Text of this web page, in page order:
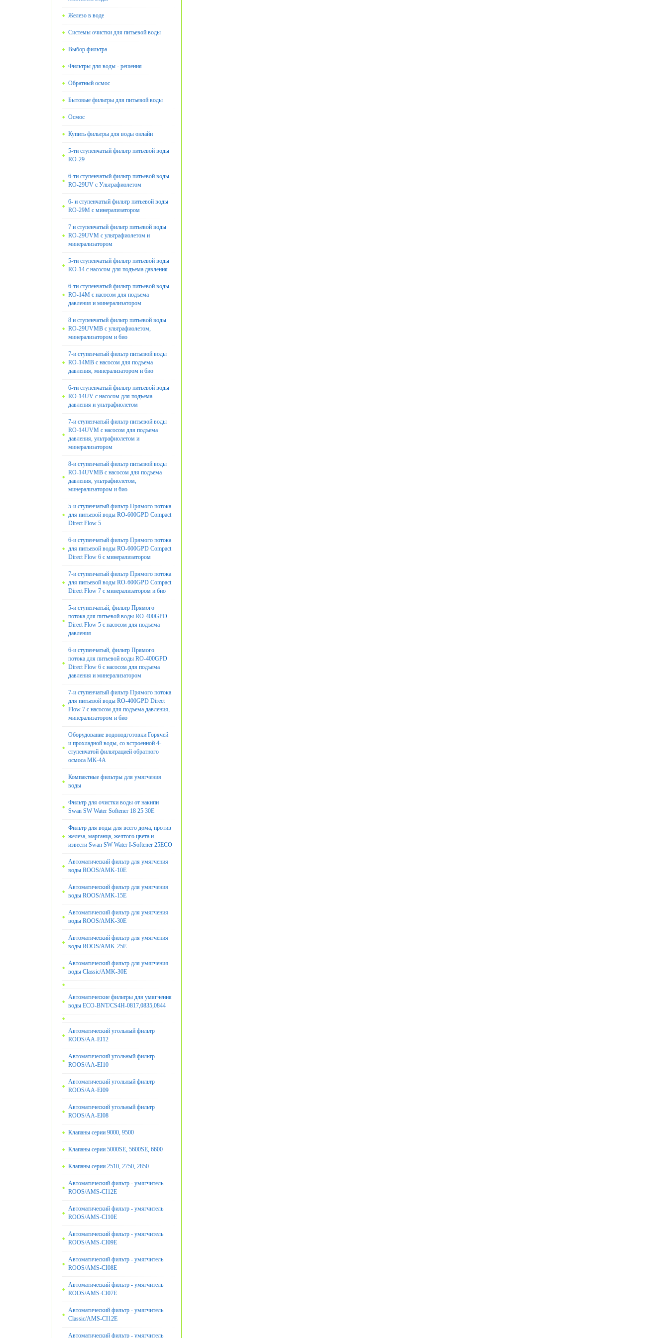
Железо в воде
Системы очистки для питьевой воды
Выбор фильтра
Фильтры для воды - решения
Обратный осмос
Бытовые фильтры для питьевой воды
Oсмос
Купить фильтры для воды онлайн
5-ти ступенчатый фильтр питьевой воды
RO-29
6-ти ступенчатый фильтр питьевой воды
RO-29UV с Ультрафиолетом
6- и ступенчатый фильтр питьевой воды
RO-29М с минерализатором
7 и ступенчатый фильтр питьевой воды
RO-29UVM с ультрафиолетом и
минерализатором
5-ти ступенчатый фильтр питьевой воды
RO-14 с насосом для подъема давления
6-ти ступенчатый фильтр питьевой воды
RO-14M с насосом для подъема
давления и минерализатором
8 и ступенчатый фильтр питьевой воды
RO-29UVMB с ультрафиолетом,
минерализатором и био
7-и ступенчатый фильтр питьевой воды
RO-14MB с насосом для подъема
давления, минерализатором и био
6-ти ступенчатый фильтр питьевой воды
RO-14UV с насосом для подъема
давления и ультрафиолетом
7-и ступенчатый фильтр питьевой воды
RO-14UVМ с насосом для подъема
давления, ультрафиолетом и
минерализатором
8-и ступенчатый фильтр питьевой воды
RO-14UVМB с насосом для подъема
давления, ультрафиолетом,
минерализатором и био
5-и ступенчатый фильтр Прямого потока
для питьевой воды RO-600GPD Compact
Direct Flow 5
6-и ступенчатый фильтр Прямого потока
для питьевой воды RO-600GPD Compact
Direct Flow 6 с минерализатором
7-и ступенчатый фильтр Прямого потока
для питьевой воды RO-600GPD Compact
Direct Flow 7 с минерализатором и био
5-и ступенчатый, фильтр Прямого
потока для питьевой воды RO-400GPD
Direct Flow 5 с насосом для подъема
давления
6-и ступенчатый, фильтр Прямого
потока для питьевой воды RO-400GPD
Direct Flow 6 с насосом для подъема
давления и минерализатором
7-и ступенчатый фильтр Прямого потока
для питьевой воды RO-400GPD Direct
Flow 7 с насосом для подъема давления,
минерализатором и био
Оборудование водоподготовки Горячей
и прохладной воды, со встроенной 4-
ступенчатой фильтрацией обратного
осмоса МК-4А
Компактные фильтры для умягчения
воды
Фильтр для очистки воды от накипи
Swan SW Water Softener 18 25 30E
Фильтр для воды для всего дома, против
железа, марганца, желтого цвета и
извести Swan SW Water I-Softener 25ECO
Автоматический фильтр для умягчения
воды ROOS/AMK-10E
Автоматический фильтр для умягчения
воды ROOS/AMK-15E
Автоматический фильтр для умягчения
воды ROOS/AMK-30E
Автоматический фильтр для умягчения
воды ROOS/AMK-25E
Автоматический фильтр для умягчения
воды Classic/AMK-30E
Автоматические фильтры для умягчения
воды ECO-BNT/CS4H-0817,0835,0844
Автоматический угольный фильтр
ROOS/AA-EI12
Автоматический угольный фильтр
ROOS/AA-EI10
Автоматический угольный фильтр
ROOS/AA-EI09
Автоматический угольный фильтр
ROOS/AA-EI08
Клапаны серии 9000, 9500
Клапаны серии 5000SE, 5600SE, 6600
Клапаны серии 2510, 2750, 2850
Автоматический фильтр - умягчитель
ROOS/AMS-CI12E
Автоматический фильтр - умягчитель
ROOS/AMS-CI10E
Автоматический фильтр - умягчитель
ROOS/AMS-CI09E
Автоматический фильтр - умягчитель
ROOS/AMS-CI08E
Автоматический фильтр - умягчитель
ROOS/AMS-CI07E
Автоматический фильтр - умягчитель
Classic/AMS-CI12E
Автоматический фильтр - умягчитель